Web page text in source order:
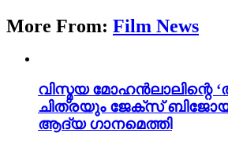
More From: Film News
വിസ്മയ മോഹൻലാലിന്റെ
ചിത്രയും ജേക്സ്
ആദ്യ ഗാനമെത്തി